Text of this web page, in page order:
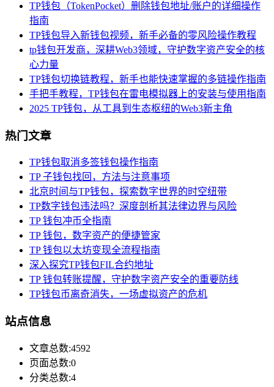
TP钱包（TokenPocket）删除钱包地址/账户的详细操作
指南
TP钱包导入新钱包视频，新手必备的零风险操作教程
tp钱包开发商，深耕Web3领域，守护数字资产安全的核
心力量
TP钱包切换链教程，新手也能快速掌握的多链操作指南
手把手教程，TP钱包在雷电模拟器上的安装与使用指南
2025 TP钱包，从工具到生态枢纽的Web3新主角
热门文章
TP钱包取消多签钱包操作指南
TP 子钱包找回，方法与注意事项
北京时间与TP钱包，探索数字世界的时空纽带
TP数字钱包违法吗？深度剖析其法律边界与风险
TP 钱包冲币全指南
TP 钱包，数字资产的便捷管家
TP 钱包以太坊变现全流程指南
深入探究TP钱包FIL合约地址
TP 钱包转账提醒，守护数字资产安全的重要防线
TP钱包币离奇消失，一场虚拟资产的危机
站点信息
文章总数:4592
页面总数:0
分类总数:4